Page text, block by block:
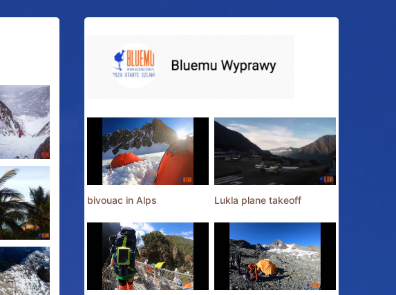
bivouac in Alps Lukla plane takeoff